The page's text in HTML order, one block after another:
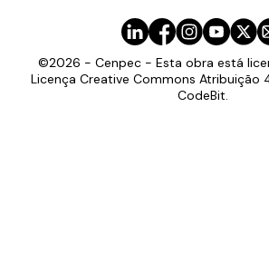
©2026 - Cenpec - Esta obra está
Licença Creative Commons Atribuição
CodeBit.